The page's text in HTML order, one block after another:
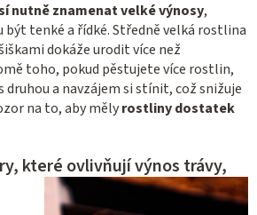
nutně znamenat velké výnosy,
tenké a řídké. Středně velká rostlina
dokáže urodit více než
toho, pokud pěstujete více rostlin,
druhou a navzájem si stínit, což snižuje
na to, aby mělyrostliny dostatek
které ovlivňují výnos trávy,